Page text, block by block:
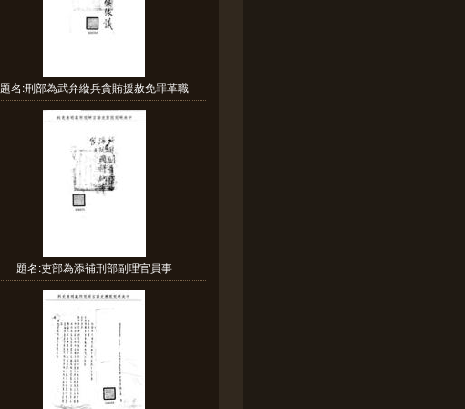
題名:刑部為武弁縱兵貪賄援赦免罪革職
題名:吏部為添補刑部副理官員事